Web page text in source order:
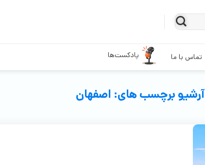
تماس با ما پادکست‌ها
آرشیو برچسب های: اصفهان